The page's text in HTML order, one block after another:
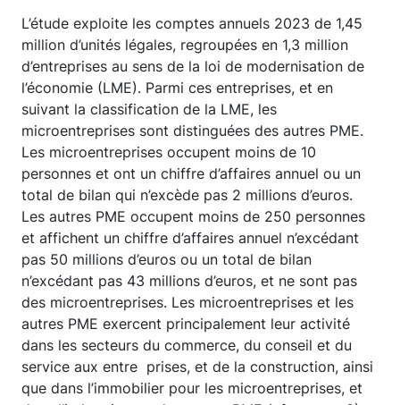
L’étude exploite les comptes annuels 2023 de 1,45
million d’unités légales, regroupées en 1,3 million
d’entreprises au sens de la loi de modernisation de
l’économie (LME). Parmi ces entreprises, et en
suivant la classification de la LME, les
microentreprises sont distinguées des autres PME.
Les microentreprises occupent moins de 10
personnes et ont un chiffre d’affaires annuel ou un
total de bilan qui n’excède pas 2 millions d’euros.
Les autres PME occupent moins de 250 personnes
et affichent un chiffre d’affaires annuel n’excédant
pas 50 millions d’euros ou un total de bilan
n’excédant pas 43 millions d’euros, et ne sont pas
des microentreprises. Les microentreprises et les
autres PME exercent principalement leur activité
dans les secteurs du commerce, du conseil et du
service aux entre prises, et de la construction, ainsi
que dans l’immobilier pour les microentreprises, et